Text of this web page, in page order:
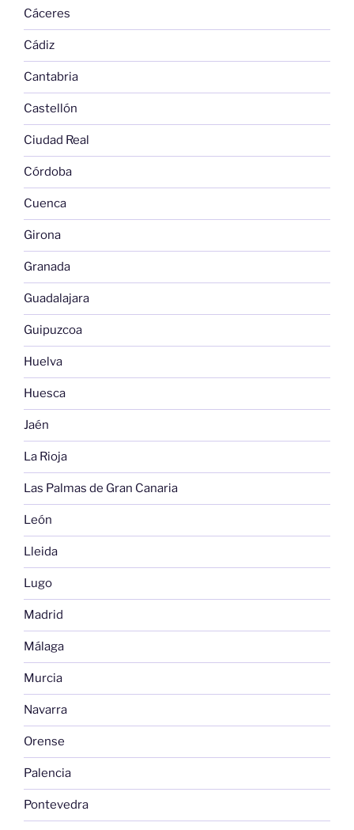
Cáceres
Cádiz
Cantabria
Castellón
Ciudad Real
Córdoba
Cuenca
Girona
Granada
Guadalajara
Guipuzcoa
Huelva
Huesca
Jaén
La Rioja
Las Palmas de Gran Canaria
León
Lleida
Lugo
Madrid
Málaga
Murcia
Navarra
Orense
Palencia
Pontevedra